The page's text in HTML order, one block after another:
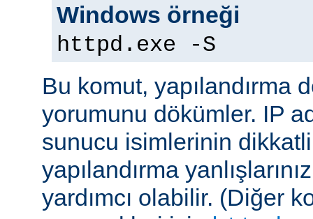
Windows örneği
httpd.exe -S
Bu komut, yapılandırma
yorumunu dökümler. IP
sunucu isimlerinin
yapılandırma
yardımcı olabilir. (Diğer